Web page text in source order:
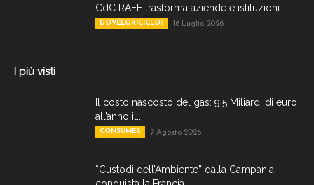
CdC RAEE trasforma aziende e istituzioni...
DOVELORICICLO? 16 Luglio 2026
I più visti
Il costo nascosto del gas: 9,5 Miliardi di euro
all’anno il...
CONSUMER 7 Agosto 2026
“Custodi dell’Ambiente” dalla Campania